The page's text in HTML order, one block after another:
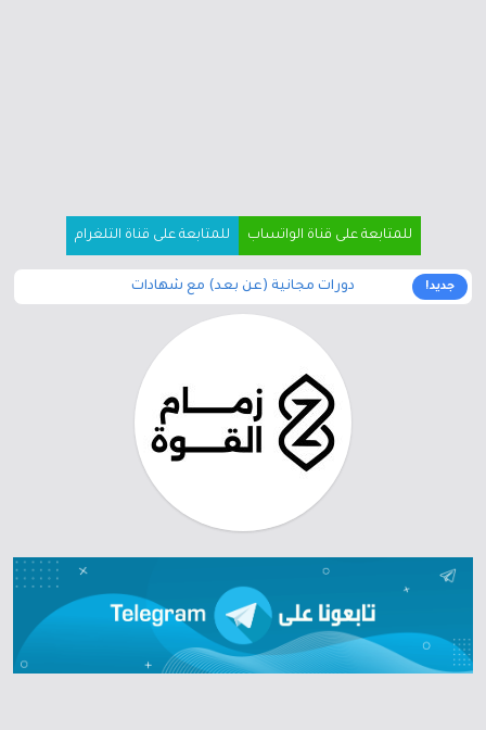
للمتابعة على قناة الواتساب للمتابعة على قناة التلغرام
جديد! دورات مجانية (عن بعد) مع شهادات